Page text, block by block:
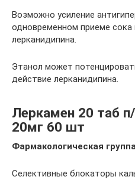
Возможно усиление
одновременном приеме сока
лерканидипина.
Этанол может
действие лерканидипина.
Леркамен 20 таб
20мг 60 шт
Фармакологическая
Селективные блокаторы